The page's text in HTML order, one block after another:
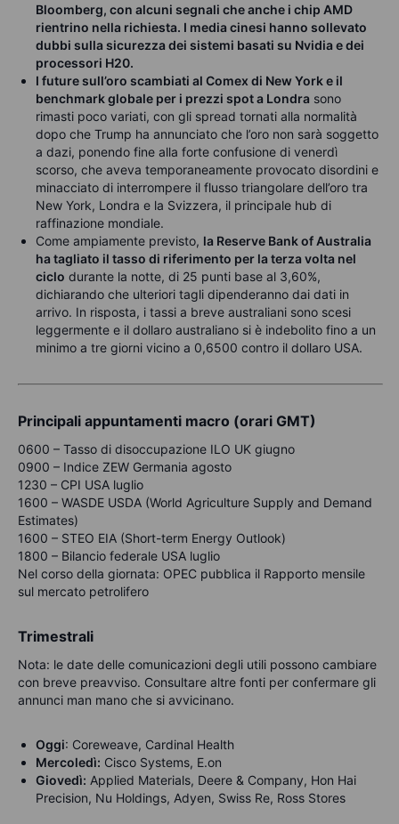
Bloomberg, con alcuni segnali che anche i chip AMD
rientrino nella richiesta. I media cinesi hanno sollevato
dubbi sulla sicurezza dei sistemi basati su Nvidia e dei
processori H20.
I future sull’oro scambiati al Comex di New York e il
benchmark globale per i prezzi spot a Londra sono
rimasti poco variati, con gli spread tornati alla normalità
dopo che Trump ha annunciato che l’oro non sarà soggetto
a dazi, ponendo fine alla forte confusione di venerdì
scorso, che aveva temporaneamente provocato disordini e
minacciato di interrompere il flusso triangolare dell’oro tra
New York, Londra e la Svizzera, il principale hub di
raffinazione mondiale.
Come ampiamente previsto, la Reserve Bank of Australia
ha tagliato il tasso di riferimento per la terza volta nel
ciclo durante la notte, di 25 punti base al 3,60%,
dichiarando che ulteriori tagli dipenderanno dai dati in
arrivo. In risposta, i tassi a breve australiani sono scesi
leggermente e il dollaro australiano si è indebolito fino a un
minimo a tre giorni vicino a 0,6500 contro il dollaro USA.
Principali appuntamenti macro (orari GMT)
0600 – Tasso di disoccupazione ILO UK giugno
0900 – Indice ZEW Germania agosto
1230 – CPI USA luglio
1600 – WASDE USDA (World Agriculture Supply and Demand
Estimates)
1600 – STEO EIA (Short-term Energy Outlook)
1800 – Bilancio federale USA luglio
Nel corso della giornata: OPEC pubblica il Rapporto mensile
sul mercato petrolifero
Trimestrali
Nota: le date delle comunicazioni degli utili possono cambiare
con breve preavviso. Consultare altre fonti per confermare gli
annunci man mano che si avvicinano.
Oggi: Coreweave, Cardinal Health
Mercoledì: Cisco Systems, E.on
Giovedì: Applied Materials, Deere & Company, Hon Hai
Precision, Nu Holdings, Adyen, Swiss Re, Ross Stores